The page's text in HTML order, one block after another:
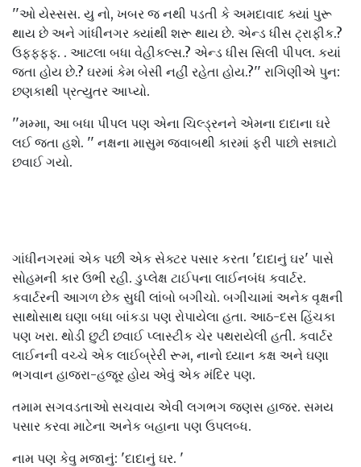
''ઓ યેસ્સસ. યુ નો, ખબર જ નથી પડતી કે અમદાવાદ ક્યાં પુરૂ
થાય છે અને ગાંધીનગર ક્યાંથી શરૂ થાય છે. એન્ડ ધીસ ટ્રાફીક.?
ઉફફફફ. . આટલા બધા વેહીકલ્સ.? એન્ડ ધીસ સિલી પીપલ. કયાં
જતા હોય છે.? ઘરમાં કેમ બેસી નહીં રહેતા હોય.?'' રાગિણીએ પુન:
છણકાથી પ્રત્યુતર આપ્યો.
''મમ્મા, આ બધા પીપલ પણ એના ચિલ્ડ્રનને એમના દાદાના ઘરે
લઈ જતા હશે. '' નક્ષના માસુમ જવાબથી કારમાં ફરી પાછો સન્નાટો
છવાઈ ગયો.
ગાંધીનગરમાં એક પછી એક સેક્ટર પસાર કરતા 'દાદાનું ઘર' પાસે
સોહમની કાર ઉભી રહી. ડુપ્લેક્ષ ટાઈપના લાઈનબંધ કવાર્ટર.
કવાર્ટરની આગળ છેક સુધી લાંબો બગીચો. બગીચામાં અનેક વૃક્ષની
સાથોસાથ ઘણા બધા બાંકડા પણ રોપાયેલા હતા. આઠ-દસ હિંચકા
પણ ખરા. થોડી છુટી છવાઈ પ્લાસ્ટીક ચેર પથરાયેલી હતી. કવાર્ટર
લાઈનની વચ્ચે એક લાઈબ્રેરી રૂમ, નાનો ધ્યાન કક્ષ અને ઘણા
ભગવાન હાજરા-હજૂર હોય એવું એક મંદિર પણ.
તમામ સગવડતાઓ સચવાય એવી લગભગ જણસ હાજર. સમય
પસાર કરવા માટેના અનેક બહાના પણ ઉપલબ્ધ.
નામ પણ કેવુ મજાનું: 'દાદાનું ઘર. '